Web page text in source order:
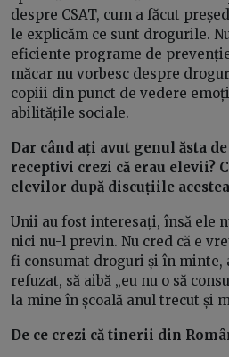
despre CSAT, cum a făcut
le explicăm ce sunt drogurile.
eficiente programe de
măcar nu vorbesc despre
copiii din punct de vedere
abilitățile sociale.
Dar când ați avut genul ăsta
receptivi crezi că erau elevii?
elevilor după discuțiile
Unii au fost interesați, însă ele
nici nu-l previn. Nu cred că e
fi consumat droguri și în minte,
refuzat, să aibă „eu nu o să
la mine în școală anul trecut și
De ce crezi că tinerii din